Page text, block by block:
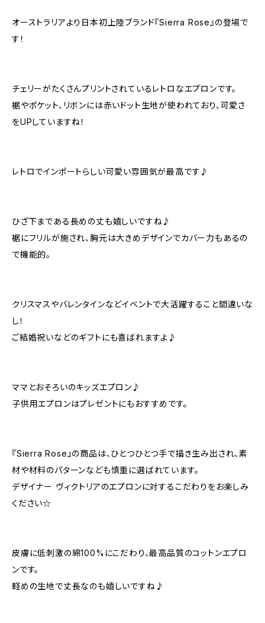
オーストラリアより日本初上陸ブランド『Sierra Rose』の登場で
す！
チェリーがたくさんプリントされているレトロなエプロンです。
裾やポケット、リボンには赤いドット生地が使われており、可愛さ
をUPしていますね！
レトロでインポートらしい可愛い雰囲気が最高です♪
ひざ下まである長めの丈も嬉しいですね♪
裾にフリルが施され、胸元は大きめデザインでカバー力もあるの
で機能的。
クリスマスやバレンタインなどイベントで大活躍すること間違いな
し！
ご結婚祝いなどのギフトにも喜ばれますよ♪
ママとおそろいのキッズエプロン♪
子供用エプロンはプレゼントにもおすすめです。
『Sierra Rose』の商品は、ひとつひとつ手で描き生み出され、素
材や材料のパターンなども慎重に選ばれています。
デザイナー ヴィクトリアのエプロンに対するこだわりをお楽しみ
ください☆
皮膚に低刺激の綿100%にこだわり、最高品質のコットンエプロ
ンです。
軽めの生地で丈長なのも嬉しいですね♪